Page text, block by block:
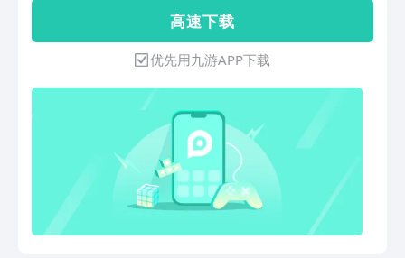
景和难度，你需要运用精湛的操控技巧和
敏锐的赛道感知，才能征服这些极限挑
战。在紧张刺激的比赛中，灵活运用加
速、刹车、跳跃和漂移等技巧，展现你的
竞速才华。
高 速 下 载
优先用九游APP下载